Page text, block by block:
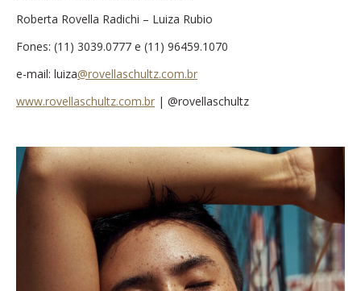
Roberta Rovella Radichi – Luiza Rubio
Fones: (11) 3039.0777 e (11) 96459.1070
e-mail: luiza@rovellaschultz.com.br
www.rovellaschultz.com.br | @rovellaschultz